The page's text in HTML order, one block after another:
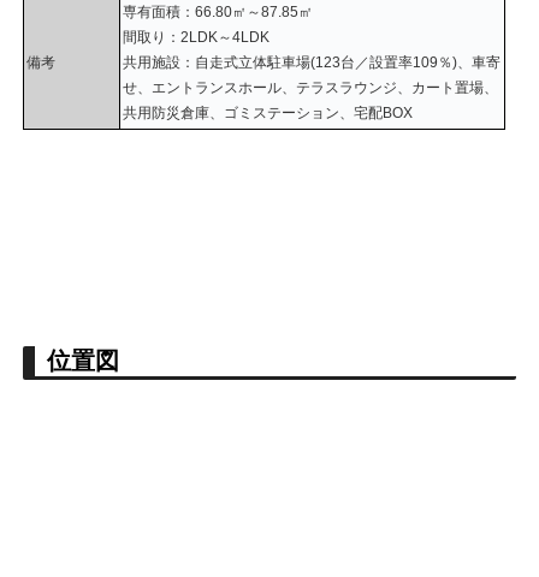
備考
専有面積：66.80㎡～87.85㎡
間取り：2LDK～4LDK
共用施設：自走式立体駐車場(123台／設置率109％)、車寄
せ、エントランスホール、テラスラウンジ、カート置場、
共用防災倉庫、ゴミステーション、宅配BOX
位置図